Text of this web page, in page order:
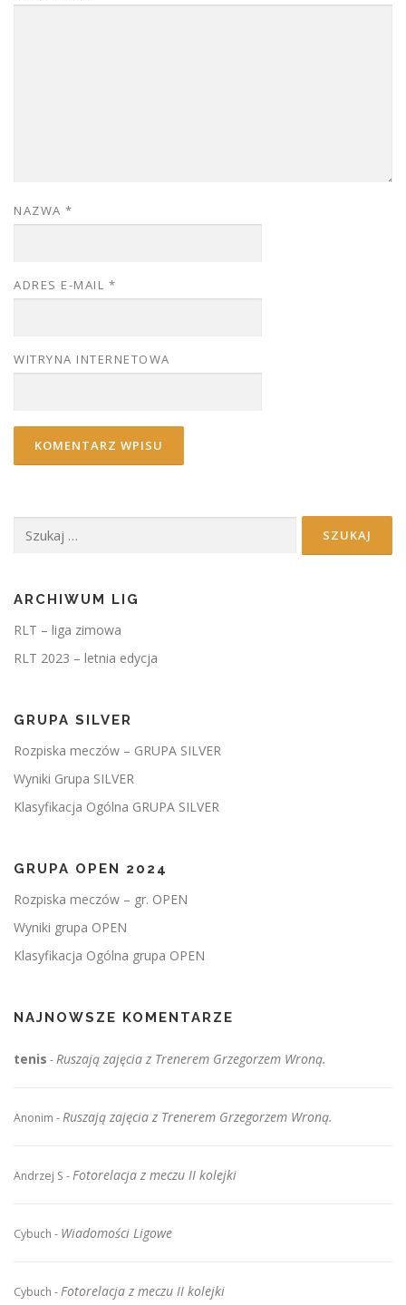
NAZWA *
ADRES E-MAIL *
WITRYNA INTERNETOWA
ARCHIWUM LIG
RLT – liga zimowa
RLT 2023 – letnia edycja
GRUPA SILVER
Rozpiska meczów – GRUPA SILVER
Wyniki Grupa SILVER
Klasyfikacja Ogólna GRUPA SILVER
GRUPA OPEN 2024
Rozpiska meczów – gr. OPEN
Wyniki grupa OPEN
Klasyfikacja Ogólna grupa OPEN
NAJNOWSZE KOMENTARZE
tenis -Ruszają zajęcia z Trenerem Grzegorzem Wroną.
Anonim -Ruszają zajęcia z Trenerem Grzegorzem Wroną.
Andrzej S -Fotorelacja z meczu II kolejki
Cybuch - Wiadomości Ligowe
Cybuch -Fotorelacja z meczu II kolejki